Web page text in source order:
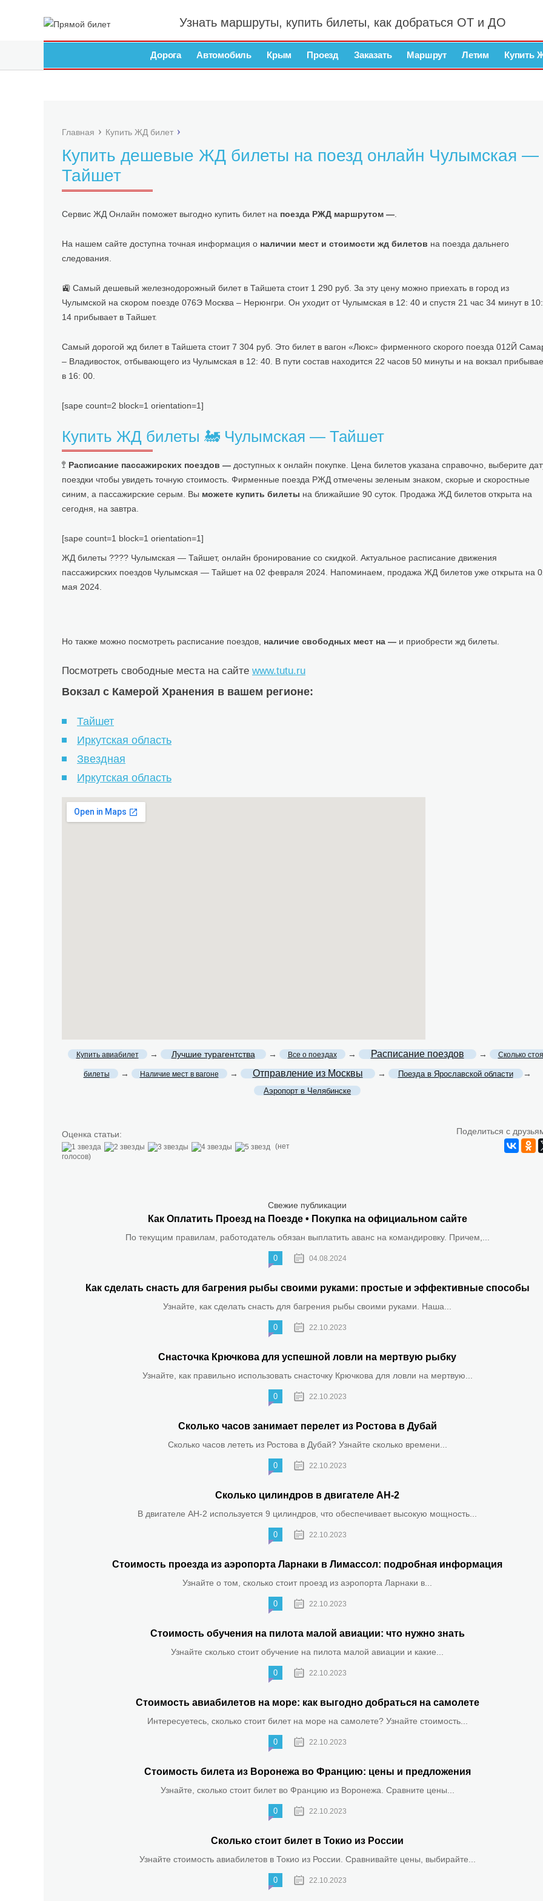
Узнать маршруты, купить билеты, как добраться ОТ и ДО
Дорога Автомобиль Крым Проезд Заказать Маршрут Летим Купить
Главная Купить ЖД билет
Купить дешевые ЖД билеты на поезд онлайн Чулымская —
Тайшет
Сервис ЖД Онлайн поможет выгодно купить билет на поезда РЖД маршрутом —.
На нашем сайте доступна точная информация о наличии мест и стоимости жд билетов на поезда дальнего
следования.
🚉 Самый дешевый железнодорожный билет в Тайшета стоит 1 290 руб. За эту цену можно приехать в город из
Чулымской на скором поезде 076Э Москва – Нерюнгри. Он уходит от Чулымская в 12: 40 и спустя 21 час 34 минут в 10:
14 прибывает в Тайшет.
Самый дорогой жд билет в Тайшета стоит 7 304 руб. Это билет в вагон «Люкс» фирменного скорого поезда 012Й
– Владивосток, отбывающего из Чулымская в 12: 40. В пути состав находится 22 часов 50 минуты и на вокзал
в 16: 00.
[sape count=2 block=1 orientation=1]
Купить ЖД билеты 🚂 Чулымская — Тайшет
🚏 Расписание пассажирских поездов — доступных к онлайн покупке. Цена билетов указана справочно, выберите
поездки чтобы увидеть точную стоимость. Фирменные поезда РЖД отмечены зеленым знаком, скорые и скоростные
синим, а пассажирские серым. Вы можете купить билеты на ближайшие 90 суток. Продажа ЖД билетов открыта на
сегодня, на завтра.
[sape count=1 block=1 orientation=1]
ЖД билеты ???? Чулымская — Тайшет, онлайн бронирование со скидкой. Актуальное расписание движения
пассажирских поездов Чулымская — Тайшет на 02 февраля 2024. Напоминаем, продажа ЖД билетов уже открыта на
мая 2024.
Но также можно посмотреть расписание поездов, наличие свободных мест на — и приобрести жд билеты.
Посмотреть свободные места на сайте www.tutu.ru
Вокзал с Камерой Хранения в вашем регионе:
Тайшет
Иркутская область
Звездная
Иркутская область
Купить авиабилет → Лучшие турагентства → Все о поездах → Расписание поездов → Сколько
билеты → Наличие мест в вагоне → Отправление из Москвы → Поезда в Ярославской области →
Аэропорт в Челябинске
Оценка статьи:
(нет
голосов)
Поделиться с
Свежие публикации
Как Оплатить Проезд на Поезде • Покупка на официальном сайте
По текущим правилам, работодатель обязан выплатить аванс на командировку. Причем,...
0 04.08.2024
Как сделать снасть для багрения рыбы своими руками: простые и эффективные способы
Узнайте, как сделать снасть для багрения рыбы своими руками. Наша...
0 22.10.2023
Снасточка Крючкова для успешной ловли на мертвую рыбку
Узнайте, как правильно использовать снасточку Крючкова для ловли на мертвую...
0 22.10.2023
Сколько часов занимает перелет из Ростова в Дубай
Сколько часов лететь из Ростова в Дубай? Узнайте сколько времени...
0 22.10.2023
Сколько цилиндров в двигателе АН-2
В двигателе АН-2 используется 9 цилиндров, что обеспечивает высокую мощность...
0 22.10.2023
Стоимость проезда из аэропорта Ларнаки в Лимассол: подробная информация
Узнайте о том, сколько стоит проезд из аэропорта Ларнаки в...
0 22.10.2023
Стоимость обучения на пилота малой авиации: что нужно знать
Узнайте сколько стоит обучение на пилота малой авиации и какие...
0 22.10.2023
Стоимость авиабилетов на море: как выгодно добраться на самолете
Интересуетесь, сколько стоит билет на море на самолете? Узнайте стоимость...
0 22.10.2023
Стоимость билета из Воронежа во Францию: цены и предложения
Узнайте, сколько стоит билет во Францию из Воронежа. Сравните цены...
0 22.10.2023
Сколько стоит билет в Токио из России
Узнайте стоимость авиабилетов в Токио из России. Сравнивайте цены, выбирайте...
0 22.10.2023